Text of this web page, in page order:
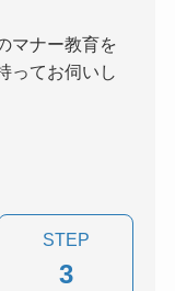
マナー教育を
ってお伺いし
STEP
3